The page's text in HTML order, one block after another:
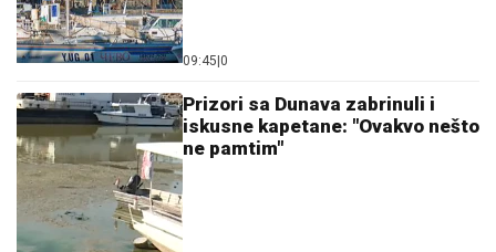
09:45 0
Prizori sa Dunava zabrinuli i
iskusne kapetane: "Ovakvo nešto
ne pamtim"